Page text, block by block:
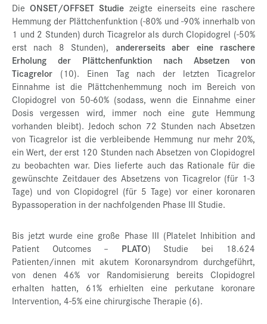
DieONSET/OFFSET Studie zeigte einerseits eine raschere
Hemmung der Plättchenfunktion (-80% und -90% innerhalb von
1 und 2 Stunden) durch Ticagrelor als durch Clopidogrel (-50%
erst nach 8 Stunden), andererseits aber eine raschere
Erholung der Plättchenfunktion nach Absetzen von
Ticagrelor (10). Einen Tag nach der letzten Ticagrelor
Einnahme ist die Plättchenhemmung noch im Bereich von
Clopidogrel von 50-60% (sodass, wenn die Einnahme einer
Dosis vergessen wird, immer noch eine gute Hemmung
vorhanden bleibt). Jedoch schon 72 Stunden nach Absetzen
von Ticagrelor ist die verbleibende Hemmung nur mehr 20%,
ein Wert, der erst 120 Stunden nach Absetzen von Clopidogrel
zu beobachten war. Dies lieferte auch das Rationale für die
gewünschte Zeitdauer des Absetzens von Ticagrelor (für 1-3
Tage) und von Clopidogrel (für 5 Tage) vor einer koronaren
Bypassoperation in der nachfolgenden Phase III Studie.
Bis jetzt wurde eine große Phase III (Platelet Inhibition and
Patient Outcomes – PLATO) Studie bei 18.624
Patienten/innen mit akutem Koronarsyndrom durchgeführt,
von denen 46% vor Randomisierung bereits Clopidogrel
erhalten hatten, 61% erhielten eine perkutane koronare
Intervention, 4-5% eine chirurgische Therapie (6).